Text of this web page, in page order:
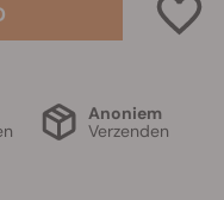
Anoniem
Verzenden